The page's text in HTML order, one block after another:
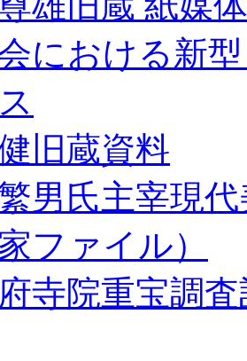
における新
旧蔵資料
男氏主宰現
ファイル）
寺院重宝調